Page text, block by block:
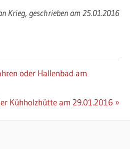
Krieg, geschrieben am 25.01.2016
oder Hallenbad am
Kühholzhütte am 29.01.2016